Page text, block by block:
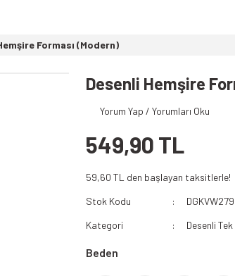
Paramedik T-shirt
112 Paramedik Yelek
112 Acil Sağlık Polar
Paramedik Swit
Forması (Modern)
Desenli Hemşire
Yorum Yap / Yorumları Oku
549,90 TL
59,60 TL den başlayan taksitlerle!
Stok Kodu
DGKVW279
Kategori
Desenli
Beden